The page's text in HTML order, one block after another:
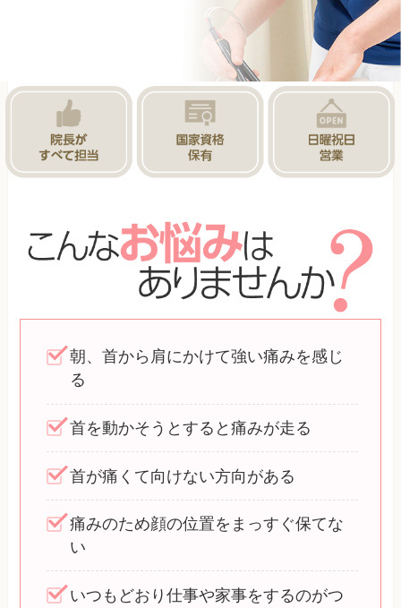
朝、首から肩にかけて強い痛みを感じ
る
首を動かそうとすると痛みが走る
首が痛くて向けない方向がある
痛みのため顔の位置をまっすぐ保てな
い
いつもどおり仕事や家事をするのがつ